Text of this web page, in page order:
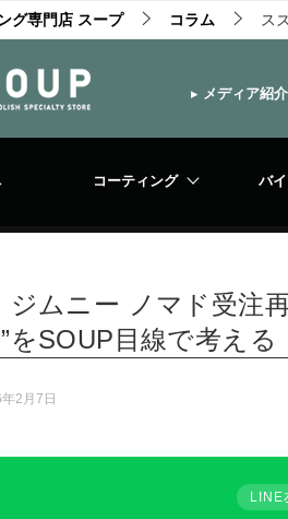
グ専門店 スープ コラム ス
▸ メディア紹介
コーティング バ
ジムニー ノマド受注
をSOUP目線で考える
2月7日
LINE